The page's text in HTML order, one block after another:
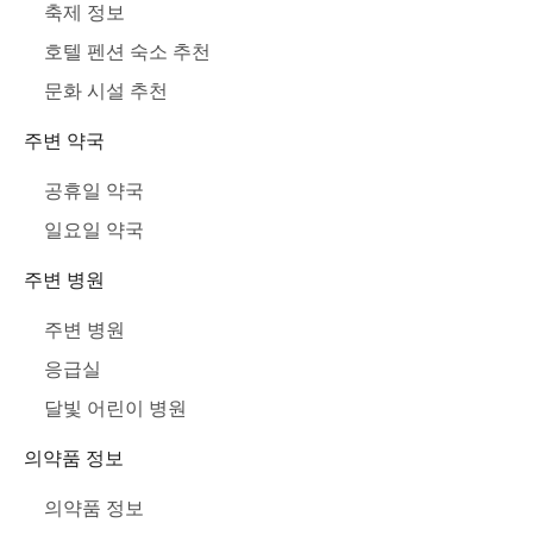
축제 정보
호텔 펜션 숙소 추천
문화 시설 추천
주변 약국
공휴일 약국
일요일 약국
주변 병원
주변 병원
응급실
달빛 어린이 병원
의약품 정보
의약품 정보